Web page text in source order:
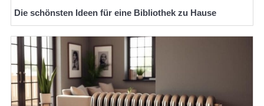
Die schönsten Ideen für eine Bibliothek zu Hause